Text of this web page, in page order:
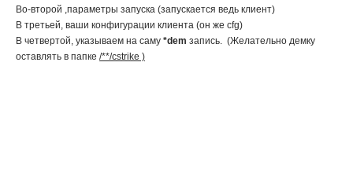
Во-второй ,параметры запуска (запускается ведь клиент)
В третьей, ваши конфигурации клиента (он же cfg)
В четвертой, указываем на саму *dem запись. (Желательно демку
оставлять в папке /**/cstrike )